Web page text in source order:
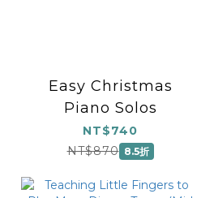
Easy Christmas
Piano Solos
NT$740
NT$870 8.5折